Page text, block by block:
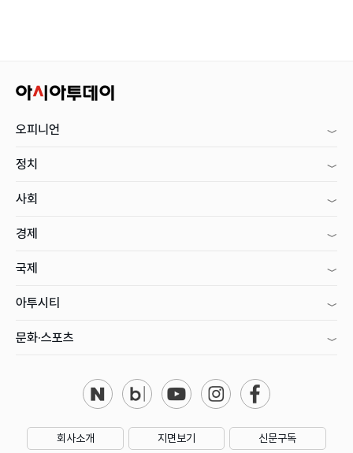
오피니언
정치
사회
경제
국제
아투시티
문화·스포츠
회사소개 지면보기 신문구독